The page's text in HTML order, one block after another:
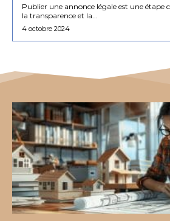
Publier une annonce légale est une
la transparence et la...
4 octobre 2024